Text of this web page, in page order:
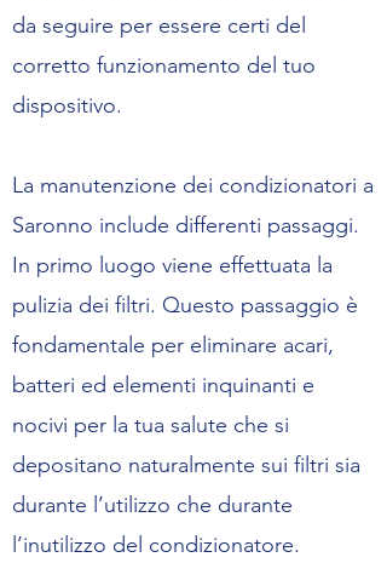
da seguire per essere certi del
corretto funzionamento del tuo
dispositivo.
La manutenzione dei condizionatori a
Saronno include differenti passaggi.
In primo luogo viene effettuata la
pulizia dei filtri. Questo passaggio è
fondamentale per eliminare acari,
batteri ed elementi inquinanti e
nocivi per la tua salute che si
depositano naturalmente sui filtri sia
durante l’utilizzo che durante
l’inutilizzo del condizionatore.